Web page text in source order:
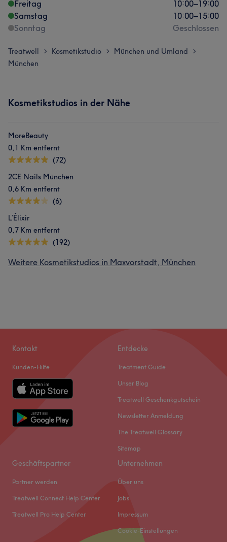
Freitag
10:00–19:00
Samstag
10:00–15:00
Sonntag
Geschlossen
Treatwell > Kosmetikstudio > München und Umland >
München
Kosmetikstudios in der Nähe
MoreBeauty
0,1 Km entfernt
(72)
2CE Nails München
0,6 Km entfernt
(6)
L’Élixir
0,7 Km entfernt
(192)
Weitere Kosmetikstudios in Maxvorstadt, München
Kontakt
Kunden-Hilfe
Entdecke
Treatment Guide
Unser Blog
Treatwell Geschenkgutschein
Newsletter Anmeldung
The Treatwell Glossary
Sitemap
Geschäftspartner
Partner werden
Treatwell Connect Help Center
Treatwell Pro Help Center
Unternehmen
Über uns
Jobs
Impressum
Cookie-Einstellungen